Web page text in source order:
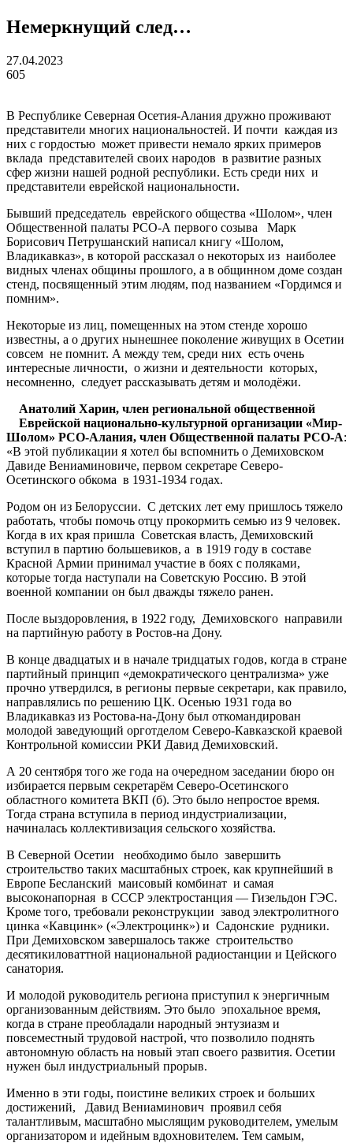
Немеркнущий след…
27.04.2023
605
В Республике Северная Осетия-Алания дружно проживают
представители многих национальностей. И почти каждая из
них с гордостью может привести немало ярких примеров
вклада представителей своих народов в развитие разных
сфер жизни нашей родной республики. Есть среди них и
представители еврейской национальности.
Бывший председатель еврейского общества «Шолом», член
Общественной палаты РСО-А первого созыва Марк
Борисович Петрушанский написал книгу «Шолом,
Владикавказ», в которой рассказал о некоторых из наиболее
видных членах общины прошлого, а в общинном доме создан
стенд, посвященный этим людям, под названием «Гордимся и
помним».
Некоторые из лиц, помещенных на этом стенде хорошо
известны, а о других нынешнее поколение живущих в Осетии
совсем не помнит. А между тем, среди них есть очень
интересные личности, о жизни и деятельности которых,
несомненно, следует рассказывать детям и молодёжи.
Анатолий Харин, член региональной общественной
Еврейской национально-культурной организации «Мир-
Шолом» РСО-Алания, член Общественной палаты РСО-А:
«В этой публикации я хотел бы вспомнить о Демиховском
Давиде Вениаминовиче, первом секретаре Северо-
Осетинского обкома в 1931-1934 годах.
Родом он из Белоруссии. С детских лет ему пришлось тяжело
работать, чтобы помочь отцу прокормить семью из 9 человек.
Когда в их края пришла Советская власть, Демиховский
вступил в партию большевиков, а в 1919 году в составе
Красной Армии принимал участие в боях с поляками,
которые тогда наступали на Советскую Россию. В этой
военной компании он был дважды тяжело ранен.
После выздоровления, в 1922 году, Демиховского направили
на партийную работу в Ростов-на Дону.
В конце двадцатых и в начале тридцатых годов, когда в стране
партийный принцип «демократического централизма» уже
прочно утвердился, в регионы первые секретари, как правило,
направлялись по решению ЦК. Осенью 1931 года во
Владикавказ из Ростова-на-Дону был откомандирован
молодой заведующий орготделом Северо-Кавказской краевой
Контрольной комиссии РКИ Давид Демиховский.
А 20 сентября того же года на очередном заседании бюро он
избирается первым секретарём Северо-Осетинского
областного комитета ВКП (б). Это было непростое время.
Тогда страна вступила в период индустриализации,
начиналась коллективизация сельского хозяйства.
В Северной Осетии необходимо было завершить
строительство таких масштабных строек, как крупнейший в
Европе Бесланский маисовый комбинат и самая
высоконапорная в СССР электростанция — Гизельдон ГЭС.
Кроме того, требовали реконструкции завод электролитного
цинка «Кавцинк» («Электроцинк») и Садонские рудники.
При Демиховском завершалось также строительство
десятикиловаттной национальной радиостанции и Цейского
санатория.
И молодой руководитель региона приступил к энергичным
организованным действиям. Это было эпохальное время,
когда в стране преобладали народный энтузиазм и
повсеместный трудовой настрой, что позволило поднять
автономную область на новый этап своего развития. Осетии
нужен был индустриальный прорыв.
Именно в эти годы, поистине великих строек и больших
достижений, Давид Вениаминович проявил себя
талантливым, масштабно мыслящим руководителем, умелым
организатором и идейным вдохновителем. Тем самым,